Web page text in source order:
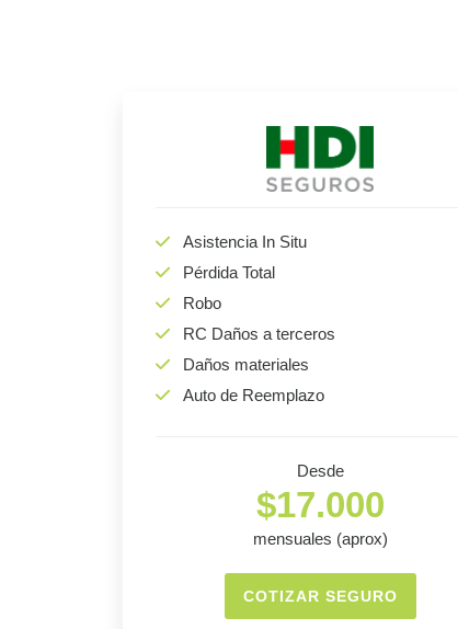
Asistencia In Situ
Pérdida Total
Robo
RC Daños a terceros
Daños materiales
Auto de Reemplazo
Desde
$17.000
mensuales (aprox)
COTIZAR SEGURO